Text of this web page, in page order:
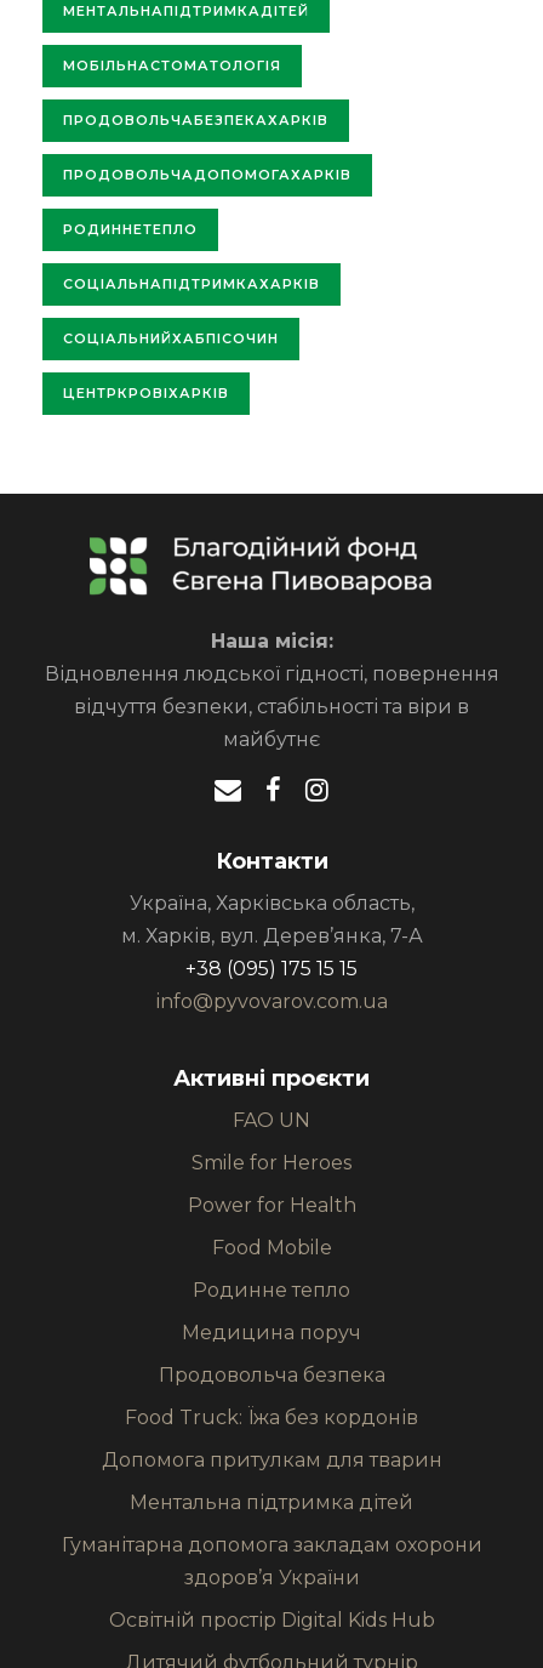
МЕНТАЛЬНАПІДТРИМКАДІТЕЙ
МОБІЛЬНАСТОМАТОЛОГІЯ
ПРОДОВОЛЬЧАБЕЗПЕКАХАРКІВ
ПРОДОВОЛЬЧАДОПОМОГАХАРКІВ
РОДИННЕТЕПЛО
СОЦІАЛЬНАПІДТРИМКАХАРКІВ
СОЦІАЛЬНИЙХАБПІСОЧИН
ЦЕНТРКРОВІХАРКІВ
Наша місія:
Відновлення людської гідності, повернення
відчуття безпеки, стабільності та віри в
майбутнє
Контакти
Україна, Харківська область,
м. Харків, вул. Дерев’янка, 7-А
+38 (095) 175 15 15
info@pyvovarov.com.ua
Активні проєкти
FAO UN
Smile for Heroes
Power for Health
Food Mobile
Родинне тепло
Медицина поруч
Продовольча безпека
Food Truck: Їжа без кордонів
Допомога притулкам для тварин
Ментальна підтримка дітей
Гуманітарна допомога закладам охорони
здоров’я України
Освітній простір Digital Kids Hub
Дитячий футбольний турнір